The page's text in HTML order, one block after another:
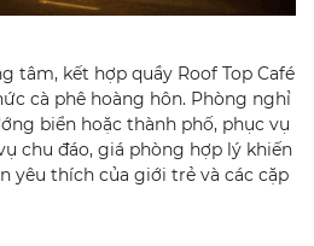
tâm, kết hợp quầy Roof Top Café
cà phê hoàng hôn. Phòng nghỉ
biển hoặc thành phố, phục vụ
chu đáo, giá phòng hợp lý khiến
yêu thích của giới trẻ và các cặp